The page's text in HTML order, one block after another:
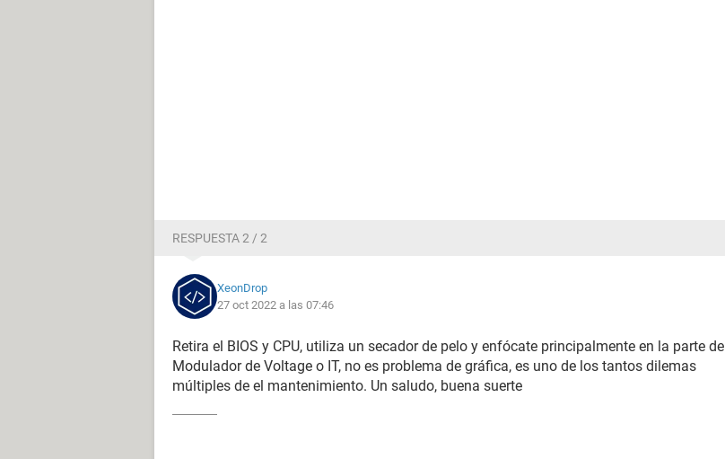
RESPUESTA 2 / 2
XeonDrop
27 oct 2022 a las 07:46
Retira el BIOS y CPU, utiliza un secador de pelo y enfócate principalmente en la parte de
Modulador de Voltage o IT, no es problema de gráfica, es uno de los tantos dilemas
múltiples de el mantenimiento. Un saludo, buena suerte